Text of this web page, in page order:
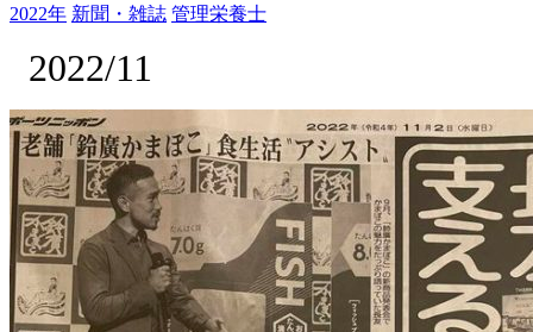
2022年 新聞・雑誌 管理栄養士
2022/11